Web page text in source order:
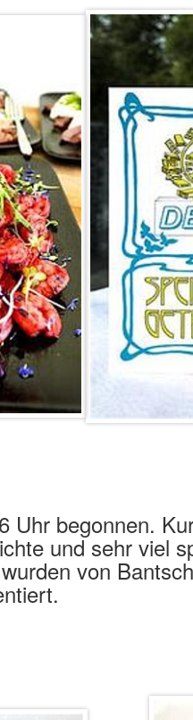
Uhr begonnen.
und sehr viel
von